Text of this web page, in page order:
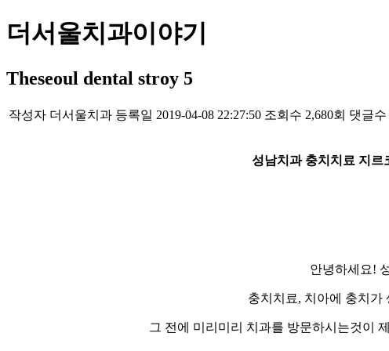
더서울치과이야기
Theseoul dental stroy 5
작성자 더서울치과 등록일 2019-04-08 22:27:50 조회수 2,680회 댓글수
성남치과 충치치료 지르
안녕하세요!
충치치료, 치아에 충치가
그 전에 미리미리 치과를 방문하시는것이